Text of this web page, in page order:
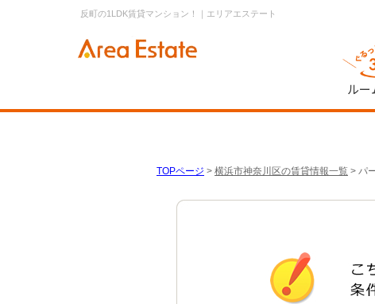
反町の1LDK賃貸マンション！｜エリアエステート
ルー
TOPページ > 横浜市神奈川区の賃貸情報一覧 > パ